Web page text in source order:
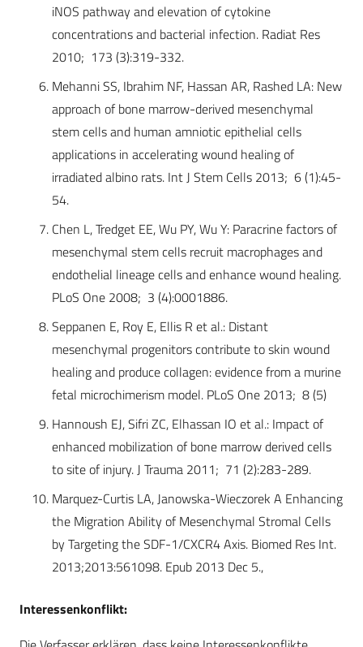
iNOS pathway and elevation of cytokine
concentrations and bacterial infection. Radiat Res
2010; 173 (3):319-332.
Mehanni SS, Ibrahim NF, Hassan AR, Rashed LA: New
approach of bone marrow-derived mesenchymal
stem cells and human amniotic epithelial cells
applications in accelerating wound healing of
irradiated albino rats. Int J Stem Cells 2013; 6 (1):45-
54.
Chen L, Tredget EE, Wu PY, Wu Y: Paracrine factors of
mesenchymal stem cells recruit macrophages and
endothelial lineage cells and enhance wound healing.
PLoS One 2008; 3 (4):0001886.
Seppanen E, Roy E, Ellis R et al.: Distant
mesenchymal progenitors contribute to skin wound
healing and produce collagen: evidence from a murine
fetal microchimerism model. PLoS One 2013; 8 (5)
Hannoush EJ, Sifri ZC, Elhassan IO et al.: Impact of
enhanced mobilization of bone marrow derived cells
to site of injury. J Trauma 2011; 71 (2):283-289.
Marquez-Curtis LA, Janowska-Wieczorek A Enhancing
the Migration Ability of Mesenchymal Stromal Cells
by Targeting the SDF-1/CXCR4 Axis. Biomed Res Int.
2013;2013:561098. Epub 2013 Dec 5.,
Interessenkonflikt: